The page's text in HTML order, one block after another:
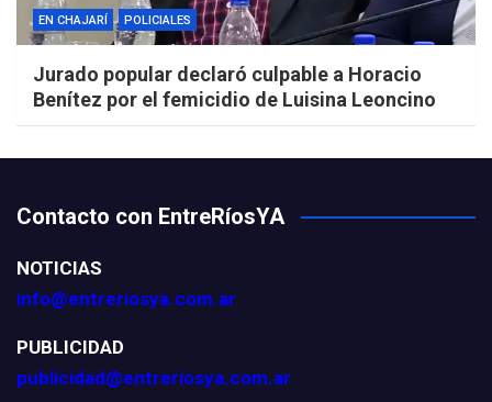
EN CHAJARÍ POLICIALES
Jurado popular declaró culpable a Horacio
Benítez por el femicidio de Luisina Leoncino
Contacto con EntreRíosYA
NOTICIAS
info@entreriosya.com.ar
PUBLICIDAD
publicidad@entreriosya.com.ar